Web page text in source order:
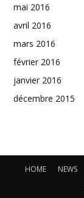
mai 2016
avril 2016
mars 2016
février 2016
janvier 2016
décembre 2015
HOME NEWS